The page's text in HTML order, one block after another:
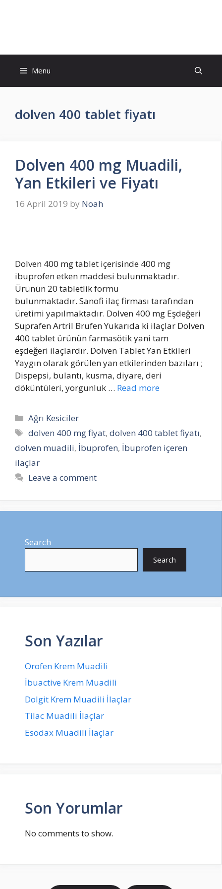
Menu
dolven 400 tablet fiyatı
Dolven 400 mg Muadili,
Yan Etkileri ve Fiyatı
16 April 2019 by Noah
Dolven 400 mg tablet içerisinde 400 mg
ibuprofen etken maddesi bulunmaktadır.
Ürünün 20 tabletlik formu
bulunmaktadır. Sanofi ilaç firması tarafından
üretimi yapılmaktadır. Dolven 400 mg Eşdeğeri
Suprafen Artril Brufen Yukarıda ki ilaçlar Dolven
400 tablet ürünün farmasötik yani tam
eşdeğeri ilaçlardır. Dolven Tablet Yan Etkileri
Yaygın olarak görülen yan etkilerinden bazıları ;
Dispepsi, bulantı, kusma, diyare, deri
döküntüleri, yorgunluk … Read more
Categories
Ağrı Kesiciler
Tags
dolven 400 mg fiyat,dolven 400 tablet fiyatı,
dolven muadili, İbuprofen, İbuprofen içeren
ilaçlar
Leave a comment
Search
Search
Son Yazılar
Orofen Krem Muadili
İbuactive Krem Muadili
Dolgit Krem Muadili İlaçlar
Tilac Muadili İlaçlar
Esodax Muadili İlaçlar
Son Yorumlar
No comments to show.